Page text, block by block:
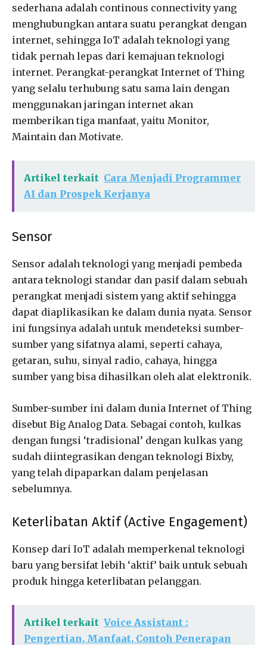
sederhana adalah continous connectivity yang
menghubungkan antara suatu perangkat dengan
internet, sehingga IoT adalah teknologi yang
tidak pernah lepas dari kemajuan teknologi
internet. Perangkat-perangkat Internet of Thing
yang selalu terhubung satu sama lain dengan
menggunakan jaringan internet akan
memberikan tiga manfaat, yaitu Monitor,
Maintain dan Motivate.
Artikel terkait Cara Menjadi Programmer
AI dan Prospek Kerjanya
Sensor
Sensor adalah teknologi yang menjadi pembeda
antara teknologi standar dan pasif dalam sebuah
perangkat menjadi sistem yang aktif sehingga
dapat diaplikasikan ke dalam dunia nyata. Sensor
ini fungsinya adalah untuk mendeteksi sumber-
sumber yang sifatnya alami, seperti cahaya,
getaran, suhu, sinyal radio, cahaya, hingga
sumber yang bisa dihasilkan oleh alat elektronik.
Sumber-sumber ini dalam dunia Internet of Thing
disebut Big Analog Data. Sebagai contoh, kulkas
dengan fungsi ‘tradisional’ dengan kulkas yang
sudah diintegrasikan dengan teknologi Bixby,
yang telah dipaparkan dalam penjelasan
sebelumnya.
Keterlibatan Aktif (Active Engagement)
Konsep dari IoT adalah memperkenal teknologi
baru yang bersifat lebih ‘aktif’ baik untuk sebuah
produk hingga keterlibatan pelanggan.
Artikel terkait Voice Assistant :
Pengertian, Manfaat, Contoh Penerapan